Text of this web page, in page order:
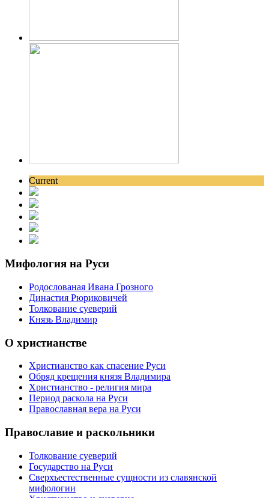
Current
Мифология на Руси
Родослованая Ивана Грозного
Династия Рюриковичей
Толкование суеверий
Князь Владимир
О христианстве
Христианство как спасение Руси
Обряд крещения князя Владимира
Христианство - религия мира
Период раскола на Руси
Православная вера на Руси
Православие и раскольники
Толкование суеверий
Государство на Руси
Сверхъестественные сущности из славянской
мифологии